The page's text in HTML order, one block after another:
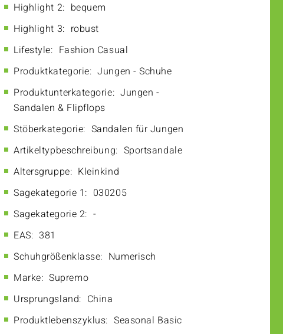
Highlight 2: bequem
Highlight 3: robust
Lifestyle: Fashion Casual
Produktkategorie: Jungen - Schuhe
Produktunterkategorie: Jungen -
Sandalen & Flipflops
Stöberkategorie: Sandalen für Jungen
Artikeltypbeschreibung: Sportsandale
Altersgruppe: Kleinkind
Sagekategorie 1: 030205
Sagekategorie 2: -
EAS: 381
Schuhgrößenklasse: Numerisch
Marke: Supremo
Ursprungsland: China
Produktlebenszyklus: Seasonal Basic